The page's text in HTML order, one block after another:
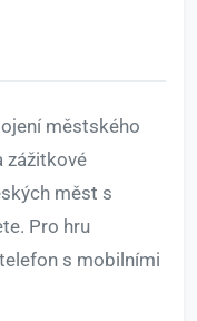
městského
zážitkové
měst s
Pro hru
s mobilními